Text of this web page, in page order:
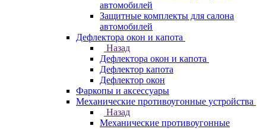
автомобилей
Защитные комплекты для салона
автомобилей
Дефлектора окон и капота
Назад
Дефлектора окон и капота
Дефлектор капота
Дефлектор окон
Фаркопы и аксессуары
Механические противоугонные устройства
Назад
Механические противоугонные